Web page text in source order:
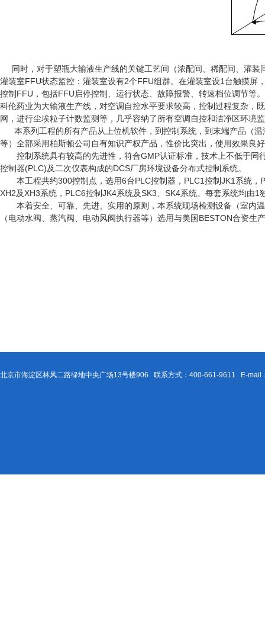
同时，对于塑瓶大输液生产线的关键工艺间（浓配间、稀配间、灌
灌装室FFU状态监控：灌装室设有2个FFU组群。在灌装室设1台触摸屏
控制FFU，包括FFU启停控制、运行状态、故障报警、转速档位调节等。
科伦药业为大输液生产线，对空调自控水平要求较高，控制过程复杂，
网，进行尘埃粒子计数监测等，几乎容纳了所有空调自控和洁净区环境
本系列工程的所有产品从上位机软件，到控制系统，到末端产品（温
等）全部采用柏斯顿公司自有知识产权产品，性价比突出，使用效果良
控制系统具有较高的先进性，符合GMP认证标准，技术上不低于同
控制器(PLC)及二次仪表构成的DCS厂房环境设备分布式控制系统。
本工程共约300控制点，选用6台PLC控制器，PLC1控制JK1系统，
XH2及XH3系统，PLC6控制JK4系统及SK3、SK4系统。每套系统均由1
本着安全、可靠、先进、实用的原则，本系统现场检测设备（室内
（电动水阀、蒸汽阀、电动风阀执行器等）选用与美国BESTON合资生
北京市海淀区林风二路绿地中央广场13号楼906 联系方式：400-661-9611 E-